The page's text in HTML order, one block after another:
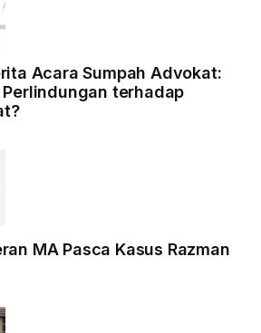
Acara Sumpah Advokat:
terhadap
MA Pasca Kasus Razman